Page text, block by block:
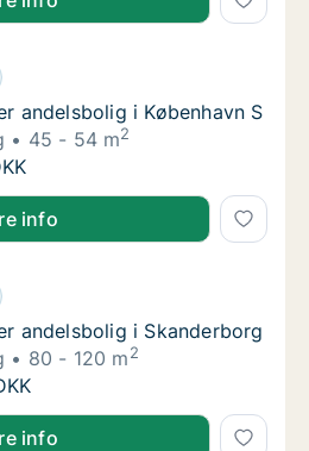
andelsbolig i København S
andelsbolig i København S
andelsbolig i København S
45 - 54 m2
andelsbolig i København S
i København S
info
andelsbolig i Skanderborg
andelsbolig i Skanderborg
andelsbolig i Skanderborg
80 - 120 m2
andelsbolig i Skanderborg
i Skanderborg
info